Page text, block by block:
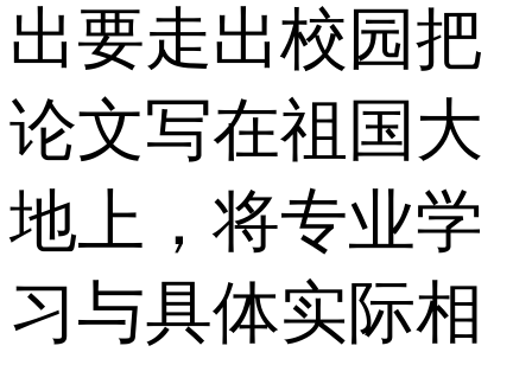
出要走出校园把
论文写在祖国大
地上，将专业学
习与具体实际相